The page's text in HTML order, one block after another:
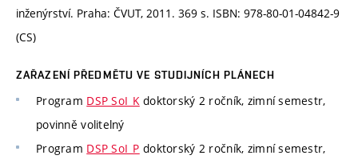
inženýrství. Praha: ČVUT, 2011. 369 s. ISBN: 978-80-01-04842-9
(CS)
ZAŘAZENÍ PŘEDMĚTU VE STUDIJNÍCH PLÁNECH
Program DSP SoI_Kdoktorský 2 ročník, zimní semestr,
povinně volitelný
Program DSP SoI_P doktorský 2 ročník, zimní semestr,